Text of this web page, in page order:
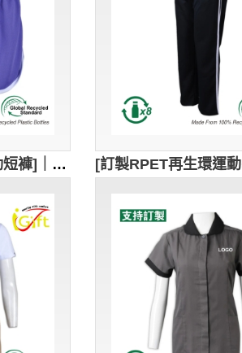
[訂製RPET再生環運動短褲]｜紫色運動褲｜彈性腰帶設計｜GRS認證環保回收紗｜可持續發展｜吸濕排汗｜兩側口袋設計｜跑步、健身、休閒穿著｜U413